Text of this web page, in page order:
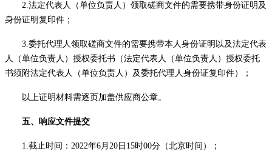
2.法定代表人（单位负责人）领取磋商文件的需要携带身份证明及
身份证明复印件；
3.委托代理人领取磋商文件的需要携带本人身份证明以及法定代表
人（单位负责人）授权委托书（法定代表人（单位负责人）授权委托
书须附法定代表人（单位负责人）及委托代理人身份证复印件）；
以上证明材料需逐页加盖供应商公章。
五、响应文件提交
1.截止时间： 2022年6月20日15时00分 （北京时间）；